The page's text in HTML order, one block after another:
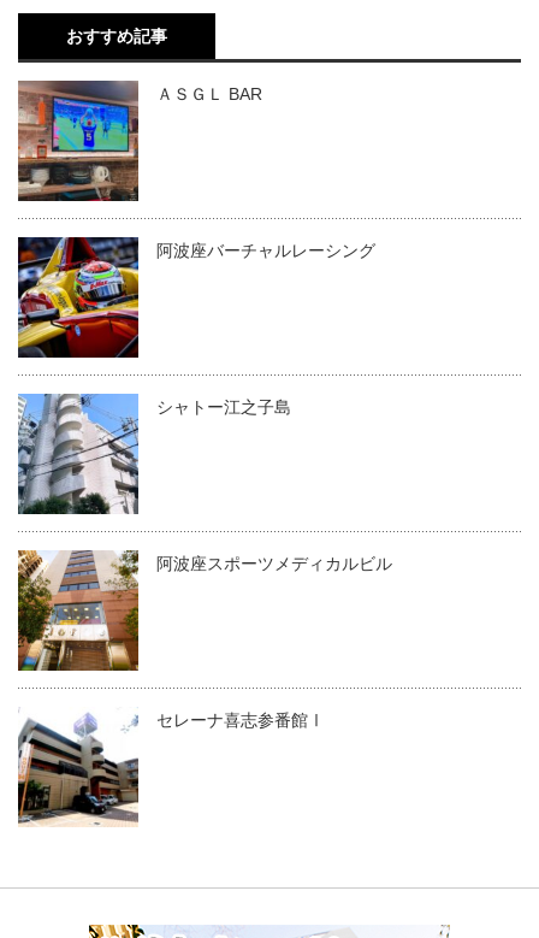
おすすめ記事
ＡＳＧＬ BAR
阿波座バーチャルレーシング
シャトー江之子島
阿波座スポーツメディカルビル
セレーナ喜志参番館Ⅰ